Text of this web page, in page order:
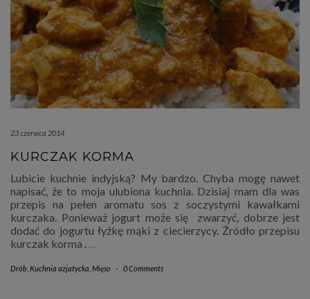
23 czerwca 2014
KURCZAK KORMA
Lubicie kuchnie indyjską? My bardzo. Chyba mogę nawet
napisać, że to moja ulubiona kuchnia. Dzisiaj mam dla was
przepis na pełen aromatu sos z soczystymi kawałkami
kurczaka. Ponieważ jogurt może się zwarzyć, dobrze jest
dodać do jogurtu łyżkę mąki z ciecierzycy. Źródło przepisu
kurczak korma . …
Drób Kuchnia azjatycka Mięso - 0 Comments